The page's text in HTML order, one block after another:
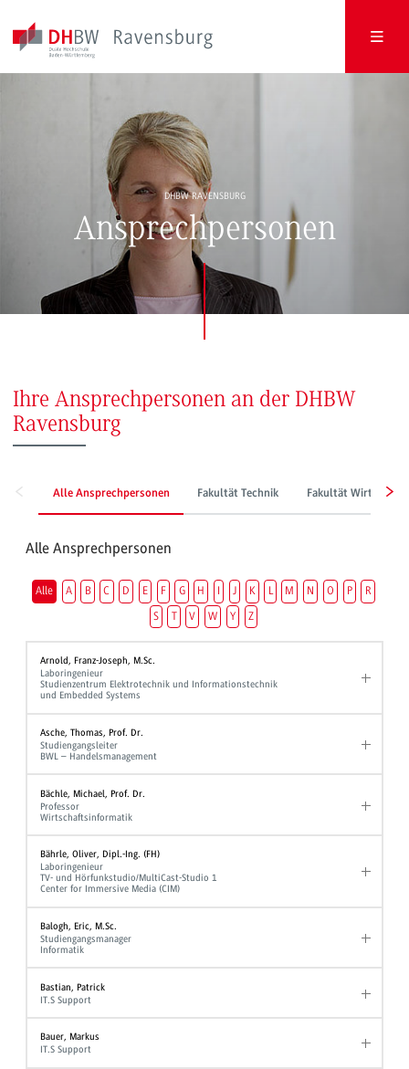
DHBW RAVENSBURG
Ansprechpersonen
Ihre Ansprechpersonen an der DHBW
Ravensburg
Alle Ansprechpersonen Fakultät Technik Fakultät Wirtschaft
Alle Ansprechpersonen
Alle A B C D E F G H I J K L M N O P
R
S
T V W Y Z
Arnold, Franz-Joseph, M.Sc.
Laboringenieur
Studienzentrum Elektrotechnik und Informationstechnik
und Embedded Systems
Asche, Thomas, Prof. Dr.
Studiengangsleiter
BWL – Handelsmanagement
Bächle, Michael, Prof. Dr.
Professor
Wirtschaftsinformatik
Bährle, Oliver, Dipl.-Ing. (FH)
Laboringenieur
TV- und Hörfunkstudio/MultiCast-Studio 1
Center for Immersive Media (CIM)
Balogh, Eric, M.Sc.
Studiengangsmanager
Informatik
Bastian, Patrick
IT.S Support
Bauer, Markus
IT.S Support